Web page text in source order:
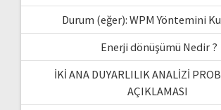
Durum (eğer): WPM Yöntemini
Enerji dönüşümü Nedir ?
İKİ ANA DUYARLILIK ANALİZİ
AÇIKLAMASI